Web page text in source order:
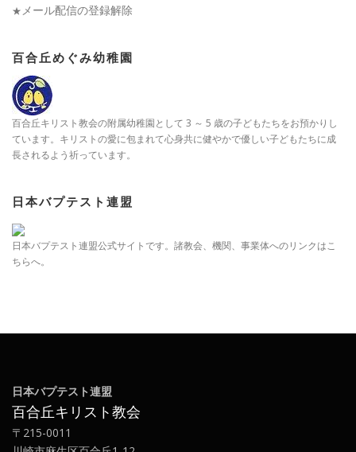
★ メール配信の登録解除
百合丘めぐみ幼稚園
百合丘キリスト教会の附属幼稚園として 3 ～ 5 歳の子どもたちをお預かりし
ています。キリストの愛に包まれて心身共に健やかで優しい子どもたちに成
長されるよう祈っています。
日本バプテスト連盟
日本バプテスト連盟公式サイトです。諸教会、機関、事業体へのリンクはこ
ちらへ。
日本バプテスト連盟
百合丘キリスト教会
〒215-0011